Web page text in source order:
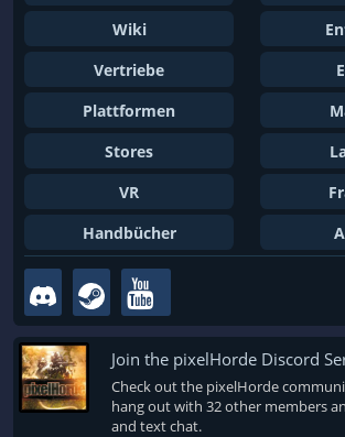
Wiki
Vertriebe
Plattformen
Stores
VR
Handbücher
Join the pixelHorde Discord
Check out the pixelHorde
hang out with 32 other members
and text chat.